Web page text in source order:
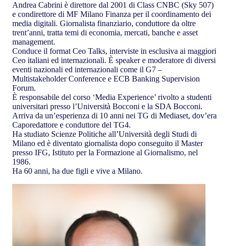
Andrea Cabrini è direttore dal 2001 di Class CNBC (Sky 507)
e condirettore di MF Milano Finanza per il coordinamento dei
media digitali. Giornalista finanziario, conduttore da oltre
trent’anni, tratta temi di economia, mercati, banche e asset
management.
Conduce il format Ceo Talks, interviste in esclusiva ai maggiori
Ceo italiani ed internazionali. È speaker e moderatore di diversi
eventi nazionali ed internazionali come il G7 –
Multistakeholder Conference e ECB Banking Supervision
Forum.
È responsabile del corso ‘Media Experience’ rivolto a studenti
universitari presso l’Università Bocconi e la SDA Bocconi.
Arriva da un’esperienza di 10 anni nei TG di Mediaset, dov’era
Caporedattore e conduttore del TG4.
Ha studiato Scienze Politiche all’Università degli Studi di
Milano ed è diventato giornalista dopo conseguito il Master
presso IFG, Istituto per la Formazione al Giornalismo, nel
1986.
Ha 60 anni, ha due figli e vive a Milano.